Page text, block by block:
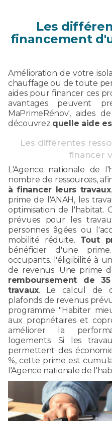
Les
financement
Amélioration de votre
chauffage ou de toute
aides pour financer ces
avantages peuvent
MaPrimeRénov', aides
découvrez quelle aide
Les différentes
financer
L'Agence nationale de
nombre de ressources,
à financer leurs travaux
prime de l'ANAH, les
optimisation de l'habitat.
prévues pour les
personnes âgées ou
mobilité réduite. Tout
bénéficier d'une
occupants, l'éligibilité à
de revenus. Une prime
remboursement de
travaux. Le calcul de
plafonds de revenus
programme "Habiter
aux propriétaires et
améliorer la
logements. Si les
permettent des
%, cette prime est
l'Agence nationale de